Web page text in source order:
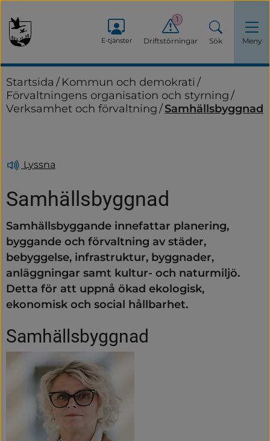
E-tjänster Driftstörningar
1
Sök Meny
Startsida / Kommun och demokrati/
Förvaltningens organisation och styrning/
Verksamhet och förvaltning/Samhällsbyggnad
Lyssna
Samhällsbyggnad
Samhällsbyggande innefattar planering,
byggande och förvaltning av städer,
bebyggelse, infrastruktur, byggnader,
anläggningar samt kultur- och naturmiljö.
Detta för att uppnå ökad ekologisk,
ekonomisk och social hållbarhet.
Samhällsbyggnad